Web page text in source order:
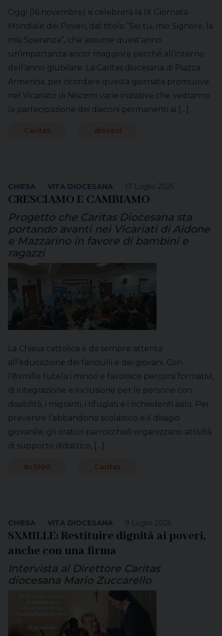
Oggi (16 novembre) si celebrerà la IX Giornata
Mondiale dei Poveri, dal titolo “Sei tu, mio Signore, la
mia Speranza”, che assume quest’anno
un’importanza ancor maggiore perché all’interno
dell’anno giubilare. La Caritas diocesana di Piazza
Armerina, per ricordare questa giornata promuove
nel Vicariato di Niscemi varie iniziative che vedranno
la partecipazione dei diaconi permanenti ai […]
Caritas diocesi
17 Luglio 2025
CHIESA VITA DIOCESANA
CRESCIAMO E CAMBIAMO
Progetto che Caritas Diocesana sta
portando avanti nei Vicariati di Aidone
e Mazzarino in favore di bambini e
ragazzi
La Chiesa cattolica è da sempre attenta
all’educazione dei fanciulli e dei giovani. Con
l’8xmille tutela i minori e favorisce percorsi formativi,
di integrazione e inclusione per le persone con
disabilità, i migranti, i rifugiati e i richiedenti asilo. Per
prevenire l’abbandono scolastico e il disagio
giovanile, gli oratori parrocchiali organizzano attività
di supporto didattico, […]
8x1000 Caritas
9 Luglio 2025
CHIESA VITA DIOCESANA
8XMILLE: Restituire dignità ai poveri,
anche con una firma
Intervista al Direttore Caritas
diocesana Mario Zuccarello